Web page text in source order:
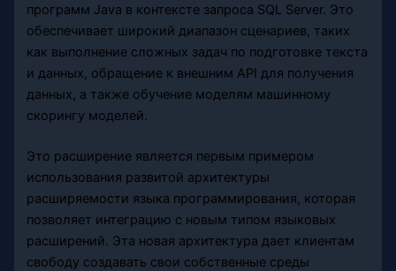
программ Java в контексте запроса SQL Server. Это
обеспечивает широкий диапазон сценариев, таких
как выполнение сложных задач по подготовке текста
и данных, обращение к внешним API для получения
данных, а также обучение моделям машинному
скорингу моделей.
Это расширение является первым примером
использования развитой архитектуры
расширяемости языка программирования, которая
позволяет интеграцию с новым типом языковых
расширений. Эта новая архитектура дает клиентам
свободу создавать свои собственные среды